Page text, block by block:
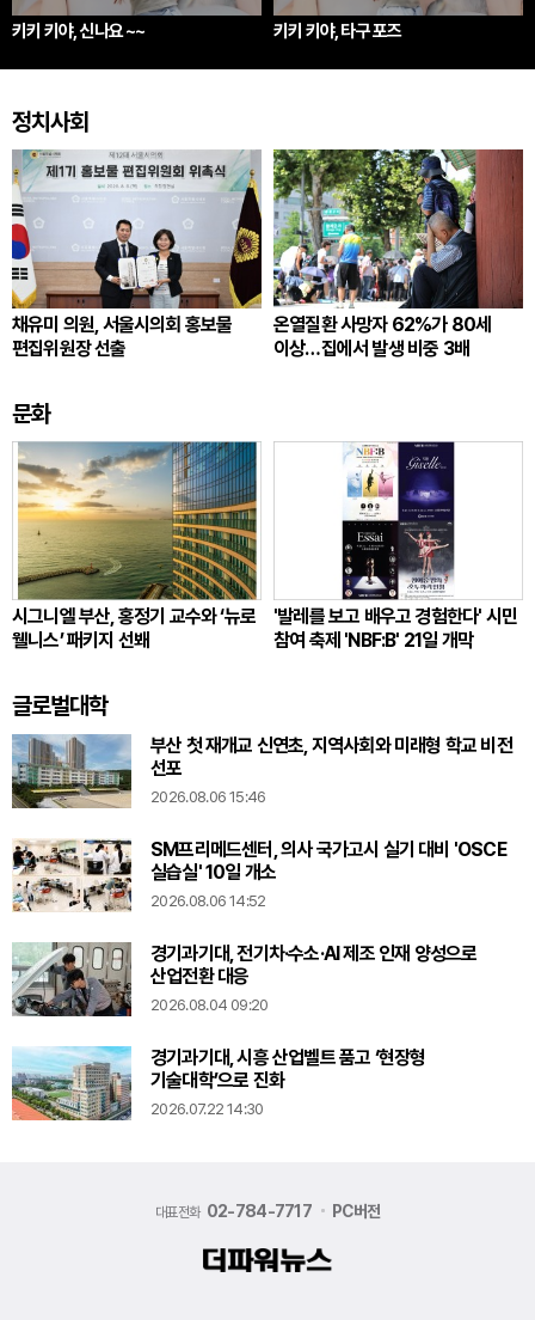
키키 키야, 신나요 ~~ 키키 키야, 타구 포즈
정치사회
채유미 의원, 서울시의회 홍보물
편집위원장 선출
온열질환 사망자 62%가 80세
이상…집에서 발생 비중 3배
문화
시그니엘 부산, 홍정기 교수와 ‘뉴로
웰니스’ 패키지 선봬
'발레를 보고 배우고 경험한다' 시민
참여 축제 'NBF:B' 21일 개막
글로벌대학
부산 첫 재개교 신연초, 지역사회와 미래형 학교 비전
선포
2026.08.06 15:46
SM프리메드센터, 의사 국가고시 실기 대비 'OSCE
실습실' 10일 개소
2026.08.06 14:52
경기과기대, 전기차·수소·AI 제조 인재 양성으로
산업전환 대응
2026.08.04 09:20
경기과기대, 시흥 산업벨트 품고 ‘현장형
기술대학’으로 진화
2026.07.22 14:30
대표전화 02-784-7717 PC버전